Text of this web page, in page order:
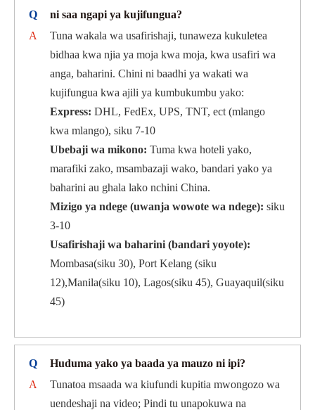
Q
ni saa ngapi ya kujifungua?
A
Tuna wakala wa usafirishaji, tunaweza kukuletea
bidhaa kwa njia ya moja kwa moja, kwa usafiri wa
anga, baharini. Chini ni baadhi ya wakati wa
kujifungua kwa ajili ya kumbukumbu yako:
Express: DHL, FedEx, UPS, TNT, ect (mlango
kwa mlango), siku 7-10
Ubebaji wa mikono: Tuma kwa hoteli yako,
marafiki zako, msambazaji wako, bandari yako ya
baharini au ghala lako nchini China.
Mizigo ya ndege (uwanja wowote wa ndege): siku
3-10
Usafirishaji wa baharini (bandari yoyote):
Mombasa(siku 30), Port Kelang (siku
12),Manila(siku 10), Lagos(siku 45), Guayaquil(siku
45)
Q
Huduma yako ya baada ya mauzo ni ipi?
A
Tunatoa msaada wa kiufundi kupitia mwongozo wa
uendeshaji na video; Pindi tu unapokuwa na